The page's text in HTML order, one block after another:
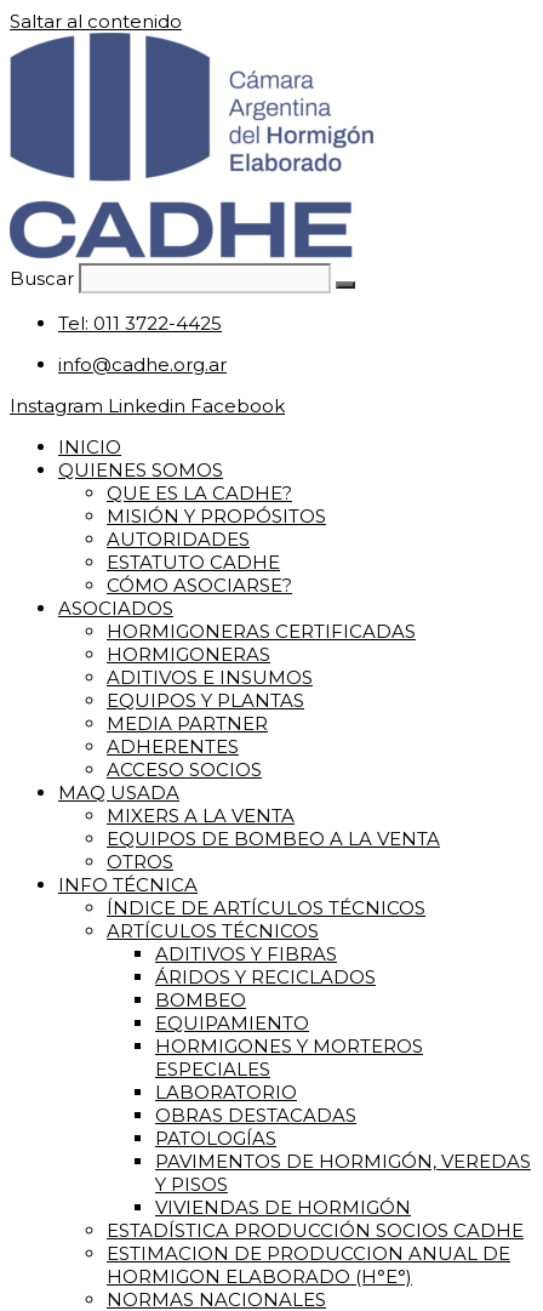
Saltar al contenido
Buscar
Tel: 011 3722-4425
info@cadhe.org.ar
Instagram Linkedin Facebook
INICIO
QUIENES SOMOS
QUE ES LA CADHE?
MISIÓN Y PROPÓSITOS
AUTORIDADES
ESTATUTO CADHE
CÓMO ASOCIARSE?
ASOCIADOS
HORMIGONERAS CERTIFICADAS
HORMIGONERAS
ADITIVOS E INSUMOS
EQUIPOS Y PLANTAS
MEDIA PARTNER
ADHERENTES
ACCESO SOCIOS
MAQ USADA
MIXERS A LA VENTA
EQUIPOS DE BOMBEO A LA VENTA
OTROS
INFO TÉCNICA
ÍNDICE DE ARTÍCULOS TÉCNICOS
ARTÍCULOS TÉCNICOS
ADITIVOS Y FIBRAS
ÁRIDOS Y RECICLADOS
BOMBEO
EQUIPAMIENTO
HORMIGONES Y MORTEROS
ESPECIALES
LABORATORIO
OBRAS DESTACADAS
PATOLOGÍAS
PAVIMENTOS DE HORMIGÓN, VEREDAS
Y PISOS
VIVIENDAS DE HORMIGÓN
ESTADÍSTICA PRODUCCIÓN SOCIOS CADHE
ESTIMACION DE PRODUCCION ANUAL DE
HORMIGON ELABORADO (H°E°)
NORMAS NACIONALES